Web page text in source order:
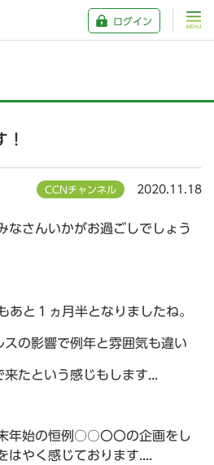
ログイン
CCNチャンネル 2020.11.18
なさんいかがお過ごしでしょう
あと１ヵ月半となりましたね。
の影響で例年と雰囲気も違い
たという感じもします...
年始の恒例○○〇〇の企画をし
やく感じております....